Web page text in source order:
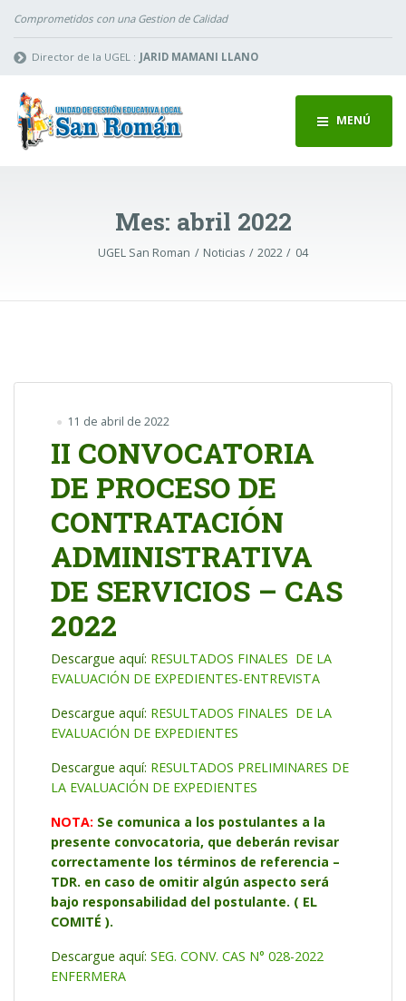
Comprometidos con una Gestion de Calidad
Director de la UGEL : JARID MAMANI LLANO
MENÚ
Mes: abril 2022
UGEL San Roman Noticias 2022 04
11 de abril de 2022
II CONVOCATORIA
DE PROCESO DE
CONTRATACIÓN
ADMINISTRATIVA
DE SERVICIOS – CAS
2022
Descargue aquí: RESULTADOS FINALES DE LA
EVALUACIÓN DE EXPEDIENTES-ENTREVISTA
Descargue aquí: RESULTADOS FINALES DE LA
EVALUACIÓN DE EXPEDIENTES
Descargue aquí: RESULTADOS PRELIMINARES DE
LA EVALUACIÓN DE EXPEDIENTES
NOTA: Se comunica a los postulantes a la
presente convocatoria, que deberán revisar
correctamente los términos de referencia –
TDR. en caso de omitir algún aspecto será
bajo responsabilidad del postulante. ( EL
COMITÉ ).
Descargue aquí: SEG. CONV. CAS N° 028-2022
ENFERMERA